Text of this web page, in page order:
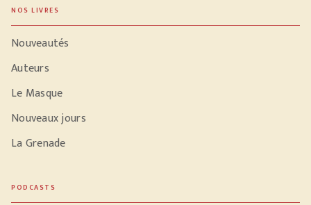
NOS LIVRES
Nouveautés
Auteurs
Le Masque
Nouveaux jours
La Grenade
PODCASTS